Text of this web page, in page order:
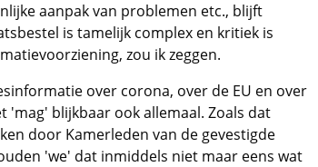
aanpak van problemen etc., blijft
is tamelijk complex en kritiek is
zou ik zeggen.
over corona, over de EU en over
blijkbaar ook allemaal. Zoals dat
door Kamerleden van de gevestigde
'we' dat inmiddels niet maar eens wat